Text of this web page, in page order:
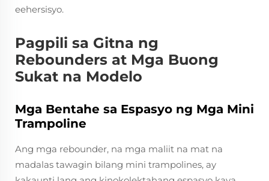
eehersisyo.
Pagpili sa Gitna ng
Rebounders at Mga Buong
Sukat na Modelo
Mga Bentahe sa Espasyo ng Mga Mini
Trampoline
Ang mga rebounder, na mga maliit na mat na
madalas tawagin bilang mini trampolines, ay